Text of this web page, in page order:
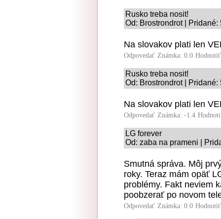
Rusko treba nosit!
Od: Brostrondrot | Pridané:
Na slovakov plati len
Odpovedať Známka: 0.0
Rusko treba nosit!
Od: Brostrondrot | Pridané:
Na slovakov plati len
Odpovedať Známka: -1.4
LG forever
Od: zaba na prameni |
Smutná správa. Môj
roky. Teraz mám opäť
problémy. Fakt neviem
poobzerať po novom
Odpovedať Známka: 0.0